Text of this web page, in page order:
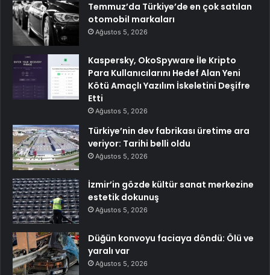
Temmuz’da Türkiye’de en çok satılan
otomobil markaları
Ağustos 5, 2026
Kaspersky, OkoSpyware İle Kripto
Para Kullanıcılarını Hedef Alan Yeni
Kötü Amaçlı Yazılım İskeletini Deşifre
Etti
Ağustos 5, 2026
Türkiye’nin dev fabrikası üretime ara
veriyor: Tarihi belli oldu
Ağustos 5, 2026
İzmir’in gözde kültür sanat merkezine
estetik dokunuş
Ağustos 5, 2026
Düğün konvoyu faciaya döndü: Ölü ve
yaralı var
Ağustos 5, 2026